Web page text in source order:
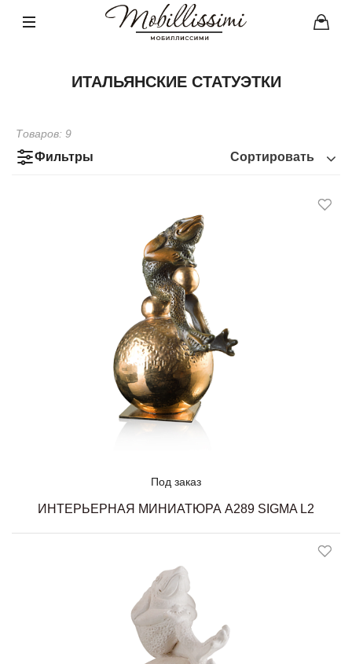
ИТАЛЬЯНСКИЕ СТАТУЭТКИ
Фильтры Сортировать
Товаров: 9
Под заказ
ИНТЕРЬЕРНАЯ МИНИАТЮРА A289 SIGMA L2